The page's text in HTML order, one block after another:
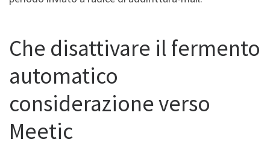
Che disattivare il fermento
automatico
considerazione verso
Meetic